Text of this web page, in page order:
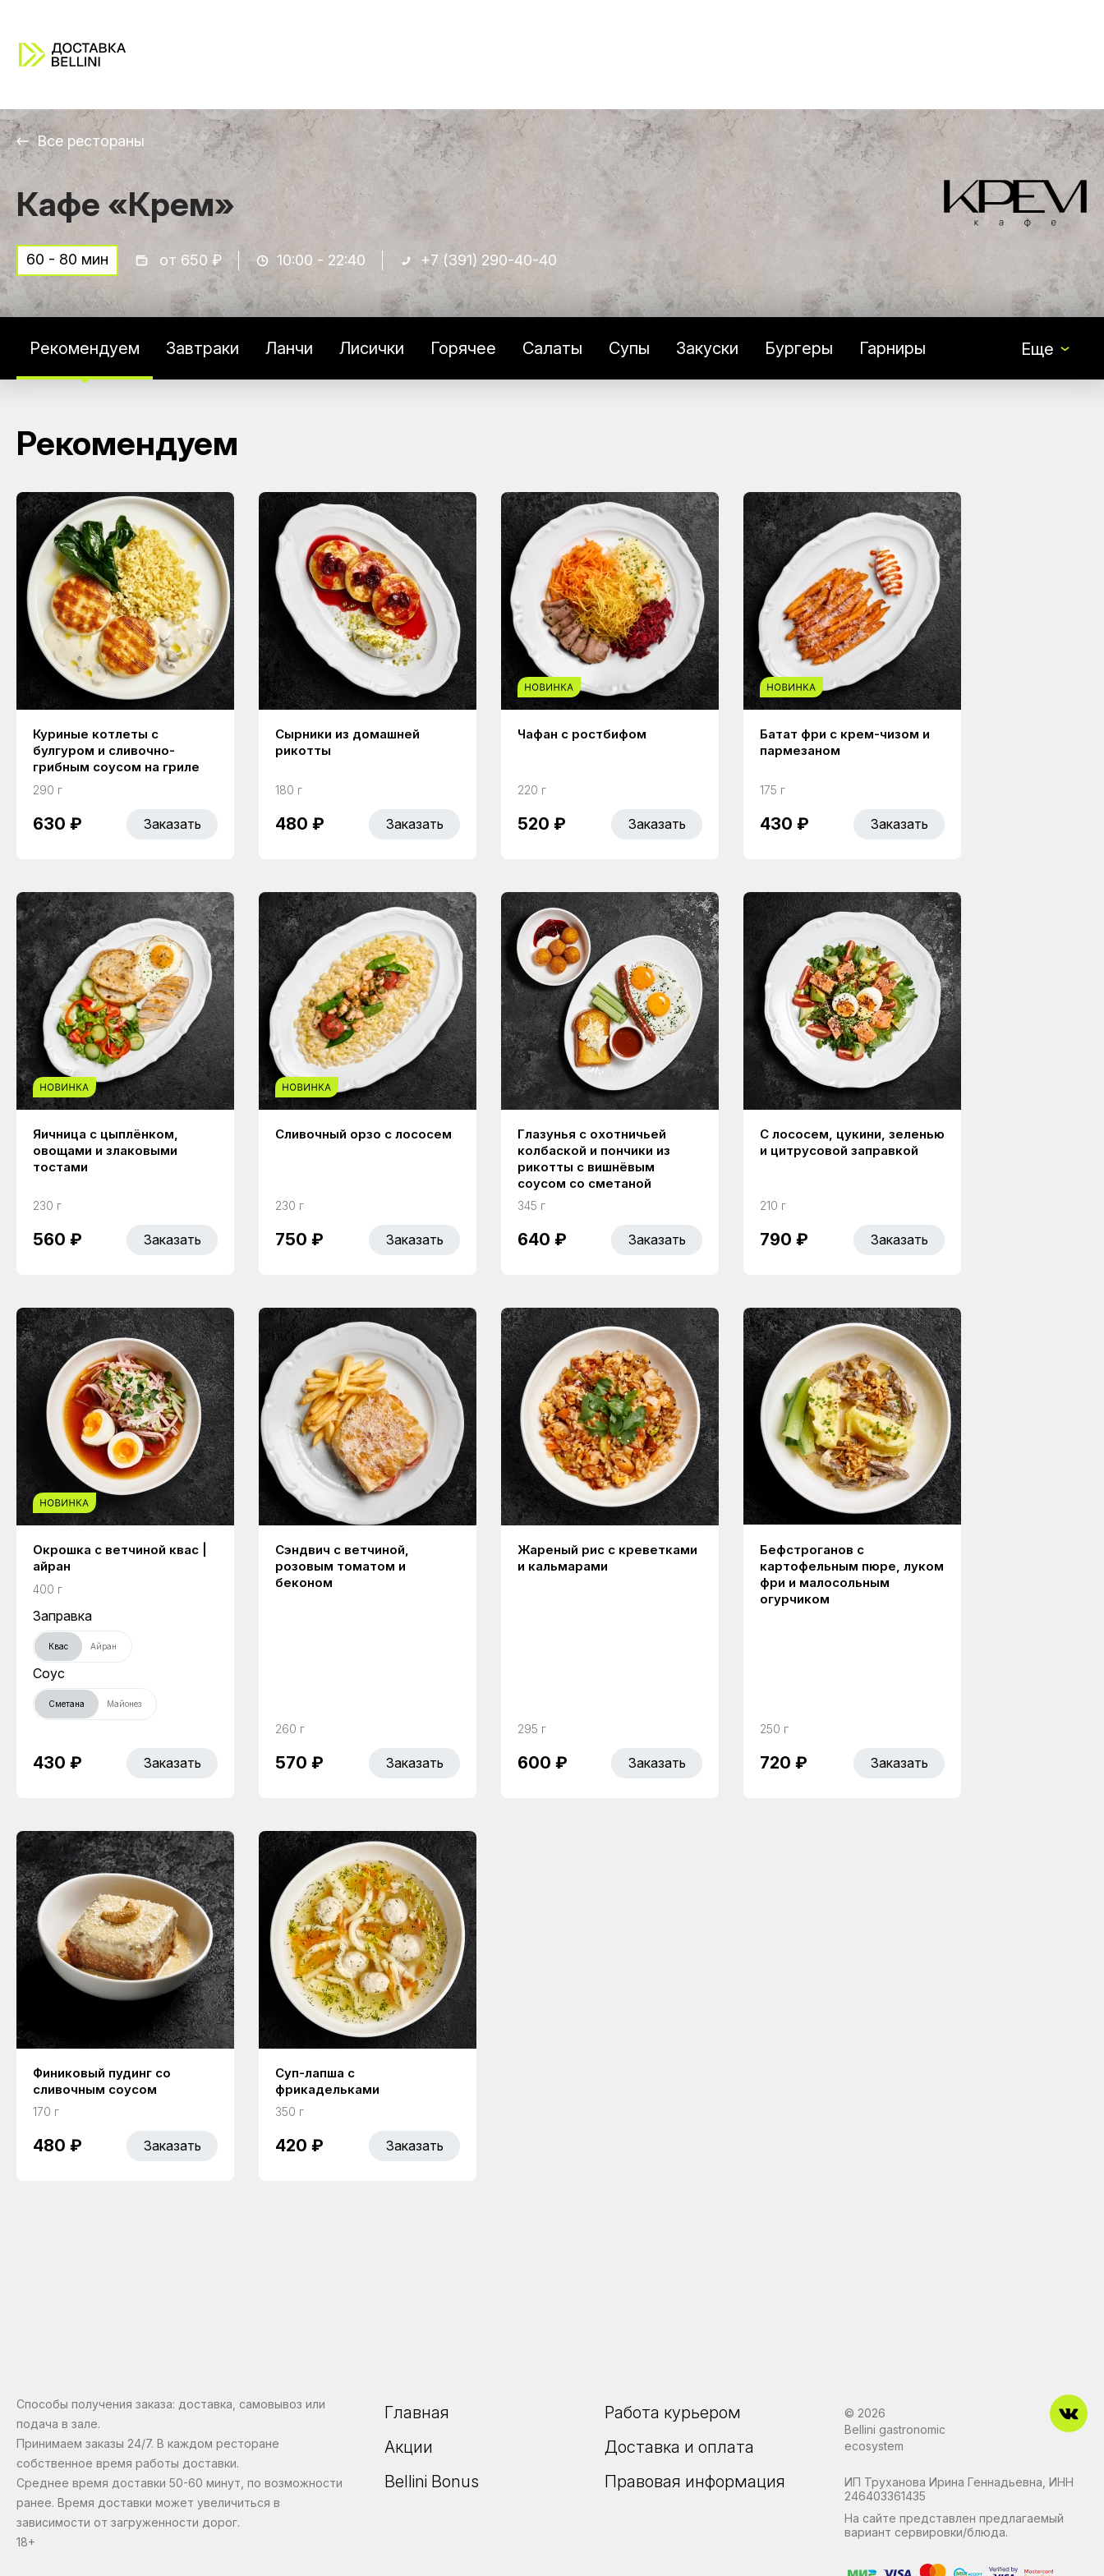
Все рестораны
Кафе «Крем»
60 - 80 мин от 650 ₽ 10:00 - 22:40 +7 (391) 290-40-40
Рекомендуем Завтраки Ланчи Лисички Горячее Салаты Супы Закуски Бургеры Гарниры Еще
Рекомендуем
Куриные котлеты с
булгуром и сливочно-
грибным соусом на гриле
290 г
630 ₽ Заказать
Сырники из домашней
рикотты
180 г
480 ₽ Заказать
Чафан с ростбифом
220 г
520 ₽ Заказать
Батат фри с крем-чизом и
пармезаном
175 г
430 ₽ Заказать
Яичница с цыплёнком,
овощами и злаковыми
тостами
230 г
560 ₽ Заказать
Сливочный орзо с лососем
230 г
750 ₽ Заказать
Глазунья с охотничьей
колбаской и пончики из
рикотты с вишнёвым
соусом со сметаной
345 г
640 ₽ Заказать
С лососем, цукини, зеленью
и цитрусовой заправкой
210 г
790 ₽ Заказать
Окрошка с ветчиной квас |
айран
400 г
Заправка
Квас Айран
Соус
Сметана Майонез
430 ₽ Заказать
Сэндвич с ветчиной,
розовым томатом и
беконом
260 г
570 ₽ Заказать
Жареный рис с креветками
и кальмарами
295 г
600 ₽ Заказать
Бефстроганов с
картофельным пюре, луком
фри и малосольным
огурчиком
250 г
720 ₽ Заказать
Финиковый пудинг со
сливочным соусом
170 г
480 ₽ Заказать
Суп-лапша с
фрикадельками
350 г
420 ₽ Заказать
Способы получения заказа: доставка, самовывоз или
подача в зале.
Принимаем заказы 24/7. В каждом ресторане
собственное время работы доставки.
Среднее время доставки 50-60 минут, по возможности
ранее. Время доставки может увеличиться в
зависимости от загруженности дорог.
18+
Главная
Акции
Bellini Bonus
Работа курьером
Доставка и оплата
Правовая информация
© 2026
Bellini gastronomic
ecosystem
ИП Труханова Ирина Геннадьевна, ИНН
246403361435
На сайте представлен предлагаемый
вариант сервировки/блюда.